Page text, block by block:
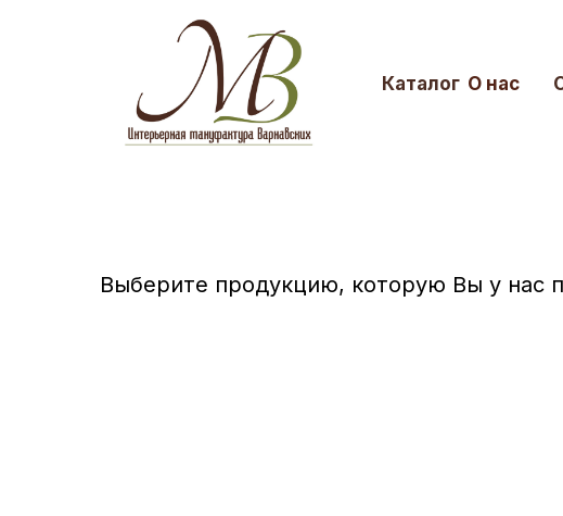
Катaлог О нас
Выберите продукцию, которую Вы у нас